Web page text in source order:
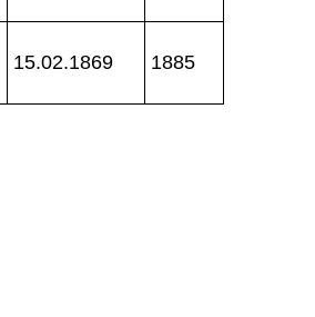
15.02.1869 1885